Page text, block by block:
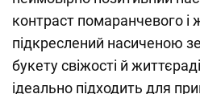
контраст помаранчевого і
підкреслений насиченою
букету свіжості й
ідеально підходить для